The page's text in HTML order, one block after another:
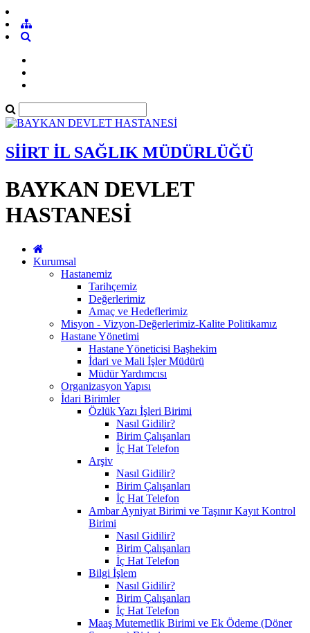
SİİRT İL SAĞLIK MÜDÜRLÜĞÜ
BAYKAN DEVLET
HASTANESİ
Kurumsal
Hastanemiz
Tarihçemiz
Değerlerimiz
Amaç ve Hedeflerimiz
Misyon - Vizyon-Değerlerimiz-Kalite Politikamız
Hastane Yönetimi
Hastane Yöneticisi Başhekim
İdari ve Mali İşler Müdürü
Müdür Yardımcısı
Organizasyon Yapısı
İdari Birimler
Özlük Yazı İşleri Birimi
Nasıl Gidilir?
Birim Çalışanları
İç Hat Telefon
Arşiv
Nasıl Gidilir?
Birim Çalışanları
İç Hat Telefon
Ambar Ayniyat Birimi ve Taşınır Kayıt Kontrol
Birimi
Nasıl Gidilir?
Birim Çalışanları
İç Hat Telefon
Bilgi İşlem
Nasıl Gidilir?
Birim Çalışanları
İç Hat Telefon
Maaş Mutemetlik Birimi ve Ek Ödeme (Döner